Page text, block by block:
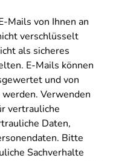
Mails von Ihnen an
verschlüsselt
als sicheres
E-Mails können
und von
Verwenden
vertrauliche
Daten,
Bitte
Sachverhalte